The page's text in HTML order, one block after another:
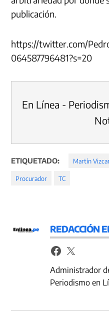
publicación.
https://twitter.com/
064587796481?s=20
En Línea -
ETIQUETADO: Martín
Procurador TC
REDACCIÓN
Administrador
Periodismo en